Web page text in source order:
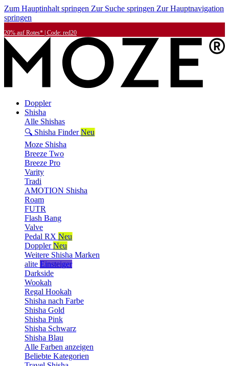
Zum Hauptinhalt springen Zur Suche springen Zur Hauptnavigation
springen
20% auf Rotes* | Code: red20
Doppler
Shisha
Alle Shishas
🔍 Shisha Finder Neu
Moze Shisha
Breeze Two
Breeze Pro
Varity
Tradi
AMOTION Shisha
Roam
FUTR
Flash Bang
Valve
Pedal RX Neu
Doppler Neu
Weitere Shisha Marken
alite Einsteiger
Darkside
Wookah
Regal Hookah
Shisha nach Farbe
Shisha Gold
Shisha Pink
Shisha Schwarz
Shisha Blau
Alle Farben anzeigen
Beliebte Kategorien